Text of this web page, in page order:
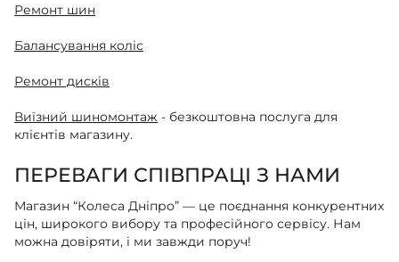
Ремонт шин
Балансування коліс
Ремонт дисків
Виїзний шиномонтаж - безкоштовна послуга для
клієнтів магазину.
ПЕРЕВАГИ СПІВПРАЦІ З НАМИ
Магазин “Колеса Дніпро” — це поєднання конкурентних
цін, широкого вибору та професійного сервісу. Нам
можна довіряти, і ми завжди поруч!